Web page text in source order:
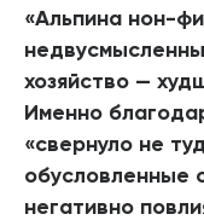
«Альпина нон-
хозяйство —
Именно
«свернуло не
обусловленные
негативно